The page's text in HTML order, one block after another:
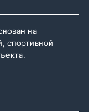
на
спортивной